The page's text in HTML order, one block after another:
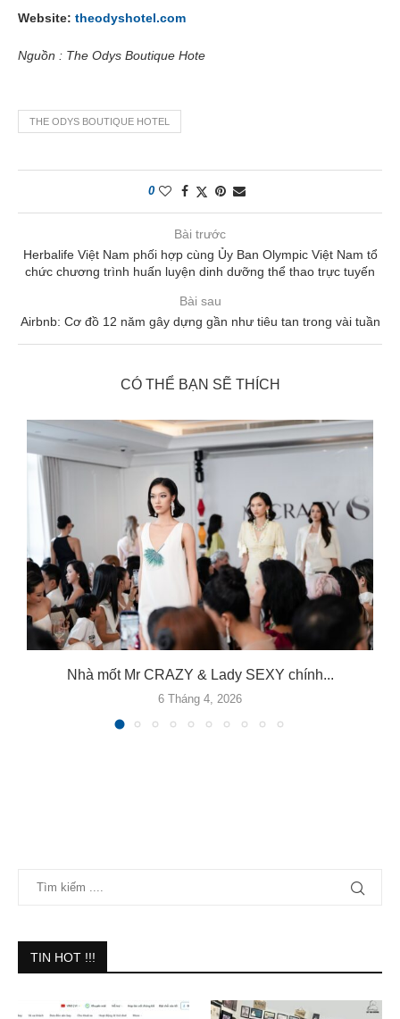
Website: theodyshotel.com
Nguồn : The Odys Boutique Hote
THE ODYS BOUTIQUE HOTEL
0
Bài trước
Herbalife Việt Nam phối hợp cùng Ủy Ban Olympic Việt Nam tổ
chức chương trình huấn luyện dinh dưỡng thể thao trực tuyến
Bài sau
Airbnb: Cơ đồ 12 năm gây dựng gần như tiêu tan trong vài tuần
CÓ THỂ BẠN SẼ THÍCH
Nhà mốt Mr CRAZY & Lady SEXY chính...
6 Tháng 4, 2026
TIN HOT !!!